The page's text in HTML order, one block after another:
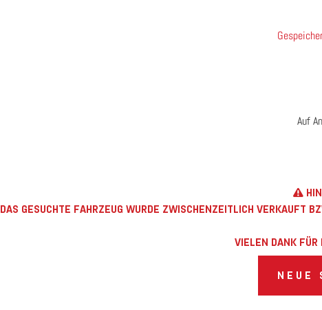
Auf
DAS GESUCHTE FAHRZEUG WURDE ZWISCHENZEITLICH VERKAUFT
VIELEN DANK FÜR
NEUE